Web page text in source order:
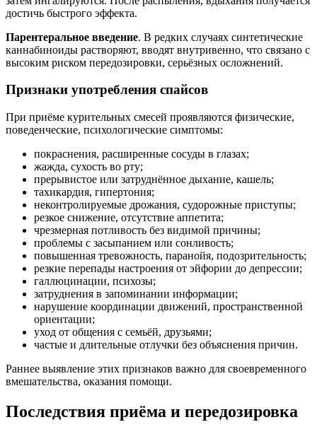
достичь быстрого эффекта.
Парентеральное введение. В редких случаях синтетические
каннабиноиды растворяют, вводят внутривенно, что связано с
высоким риском передозировки, серьёзных осложнений.
Признаки употребления спайсов
При приёме курительных смесей проявляются физические,
поведенческие, психологические симптомы:
покраснения, расширенные сосуды в глазах;
жажда, сухость во рту;
прерывистое или затруднённое дыхание, кашель;
тахикардия, гипертония;
неконтролируемые дрожания, судорожные приступы;
резкое снижение, отсутствие аппетита;
чрезмерная потливость без видимой причины;
проблемы с засыпанием или сонливость;
повышенная тревожность, паранойя, подозрительность;
резкие перепады настроения от эйфории до депрессии;
галлюцинации, психозы;
затруднения в запоминании информации;
нарушение координации движений, пространственной
ориентации;
уход от общения с семьёй, друзьями;
частые и длительные отлучки без объяснения причин.
Раннее выявление этих признаков важно для своевременного
вмешательства, оказания помощи.
Последствия приёма и передозировка